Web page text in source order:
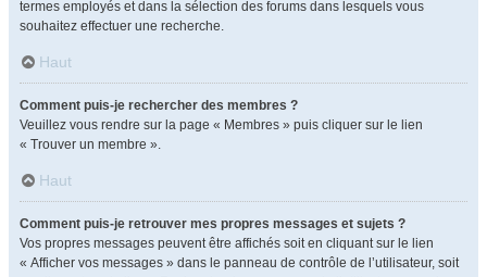
termes employés et dans la sélection des forums dans lesquels vous
souhaitez effectuer une recherche.
Haut
Comment puis-je rechercher des membres ?
Veuillez vous rendre sur la page « Membres » puis cliquer sur le lien
« Trouver un membre ».
Haut
Comment puis-je retrouver mes propres messages et sujets ?
Vos propres messages peuvent être affichés soit en cliquant sur le lien
« Afficher vos messages » dans le panneau de contrôle de l’utilisateur, soit